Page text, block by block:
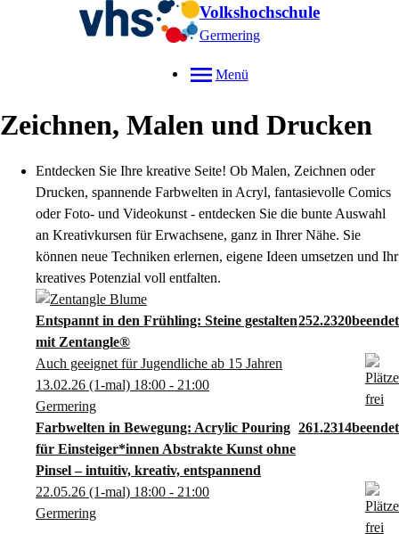
Volkshochschule
Germering
Menü
Zeichnen, Malen und Drucken
Entdecken Sie Ihre kreative Seite! Ob Malen, Zeichnen oder
Drucken, spannende Farbwelten in Acryl, fantasievolle Comics
oder Foto- und Videokunst - entdecken Sie die bunte Auswahl
an Kreativkursen für Erwachsene, ganz in Ihrer Nähe. Sie
können neue Techniken erlernen, eigene Ideen umsetzen und Ihr
kreatives Potenzial voll entfalten.
Entspannt in den Frühling: Steine gestalten
mit Zentangle®
252.2320
Auch geeignet für Jugendliche ab 15 Jahren
13.02.26 (1-mal) 18:00 - 21:00
Germering
Farbwelten in Bewegung: Acrylic Pouring
für Einsteiger*innen Abstrakte Kunst ohne
Pinsel – intuitiv, kreativ, entspannend
261.2314
22.05.26 (1-mal) 18:00 - 21:00
Germering